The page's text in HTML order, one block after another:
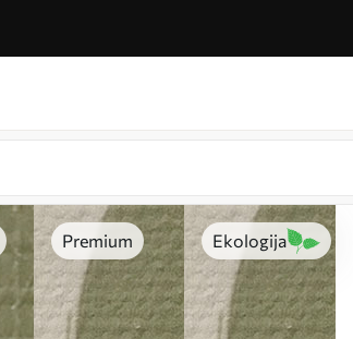
Premium Ekologija